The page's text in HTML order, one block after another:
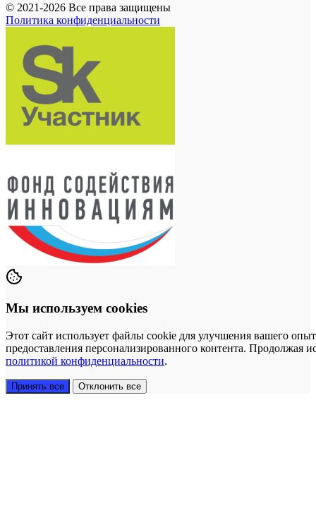
© 2021-2026 Все права защищены
Политика конфиденциальности
Мы используем cookies
Этот сайт использует файлы cookie для улучшения вашего
предоставления персонализированного контента. Продолжая
политикой конфиденциальности.
Принять все Отклонить все